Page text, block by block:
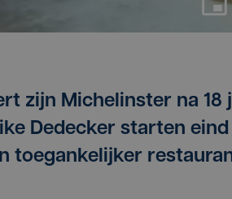
zijn Michelinster na 18
Dedecker starten
toegankelijker